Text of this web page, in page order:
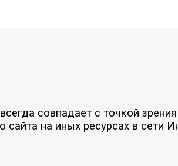
совпадает с точкой
на иных ресурсах в сети